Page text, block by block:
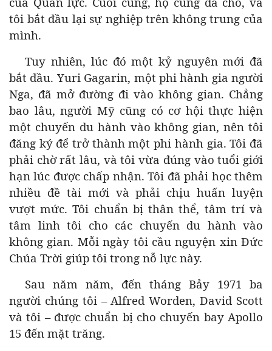
tôi bắt đầu lại sự nghiệp trên không trung của
mình.
Tuy nhiên, lúc đó một kỷ nguyên mới đã
bắt đầu. Yuri Gagarin, một phi hành gia người
Nga, đã mở đường đi vào không gian. Chẳng
bao lâu, người Mỹ cũng có cơ hội thực hiện
một chuyến du hành vào không gian, nên tôi
đăng ký để trở thành một phi hành gia. Tôi đã
phải chờ rất lâu, và tôi vừa đúng vào tuổi giới
hạn lúc được chấp nhận. Tôi đã phải học thêm
nhiều đề tài mới và phải chịu huấn luyện
vượt mức. Tôi chuẩn bị thân thể, tâm trí và
tâm linh tôi cho các chuyến du hành vào
không gian. Mỗi ngày tôi cầu nguyện xin Đức
Chúa Trời giúp tôi trong nỗ lực này.
Sau năm năm, đến tháng Bảy 1971 ba
người chúng tôi – Alfred Worden, David Scott
và tôi – được chuẩn bị cho chuyến bay Apollo
15 đến mặt trăng.